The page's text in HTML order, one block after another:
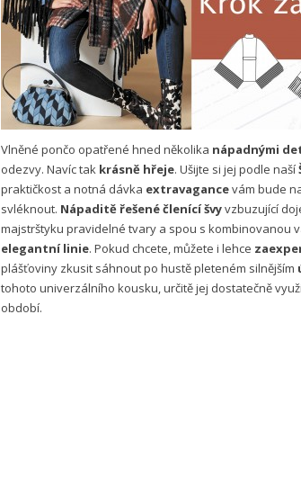
Vlněné pončo opatřené hned několika nápadnými
odezvy. Navíc tak krásně hřeje. Ušijte si jej podle naší
praktičkost a notná dávka extravagancevám bude
svléknout. Nápaditě řešené členící švyvzbuzující
majstrštyku pravidelné tvary a spou s kombinovanou
elegantní linie. Pokud chcete, můžete i lehce
plášťoviny zkusit sáhnout po hustě pleteném silnějším
tohoto univerzálního kousku, určitě jej dostatečně
období.